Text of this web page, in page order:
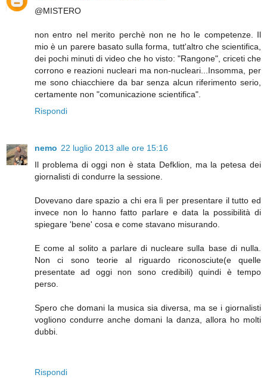
@MISTERO
non entro nel merito perchè non ne ho le competenze. Il
mio è un parere basato sulla forma, tutt'altro che scientifica,
dei pochi minuti di video che ho visto: "Rangone", criceti che
corrono e reazioni nucleari ma non-nucleari...Insomma, per
me sono chiacchiere da bar senza alcun riferimento serio,
certamente non "comunicazione scientifica".
Rispondi
nemo 22 luglio 2013 alle ore 15:16
Il problema di oggi non è stata Defklion, ma la petesa dei
giornalisti di condurre la sessione.
Dovevano dare spazio a chi era lì per presentare il tutto ed
invece non lo hanno fatto parlare e data la possibilità di
spiegare 'bene' cosa e come stavano misurando.
E come al solito a parlare di nucleare sulla base di nulla.
Non ci sono teorie al riguardo riconosciute(e quelle
presentate ad oggi non sono credibili) quindi è tempo
perso.
Spero che domani la musica sia diversa, ma se i giornalisti
vogliono condurre anche domani la danza, allora ho molti
dubbi.
Rispondi